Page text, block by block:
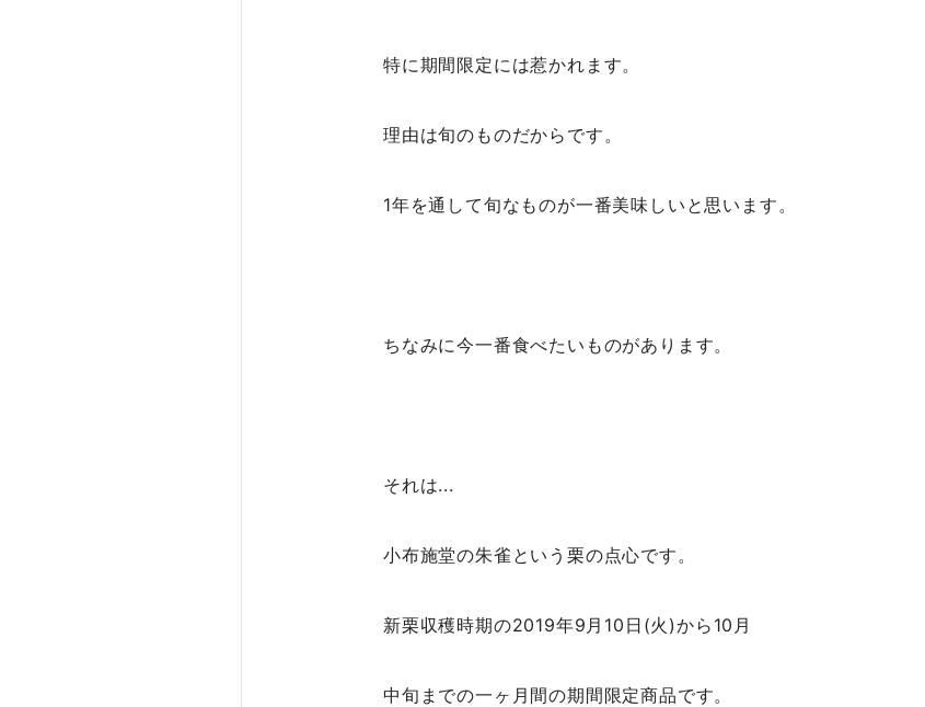
特に期間限定には惹かれます。
理由は旬のものだからです。
1年を通して旬なものが一番美味しいと思います。
ちなみに今一番食べたいものがあります。
それは...
小布施堂の朱雀という栗の点心です。
新栗収穫時期の2019年9月10日(火)から10月
中旬までの一ヶ月間の期間限定商品です。